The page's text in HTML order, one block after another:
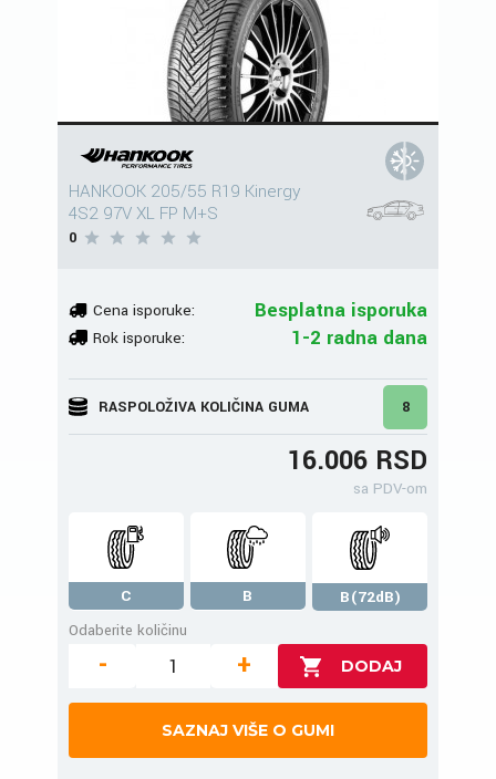
HANKOOK 205/55 R19 Kinergy
4S2 97V XL FP M+S
0
Cena isporuke: Besplatna isporuka
Rok isporuke: 1-2 radna dana
RASPOLOŽIVA KOLIČINA GUMA 8
16.006 RSD
sa PDV-om
C B
B(72dB)
Odaberite količinu
- +
SAZNAJ VIŠE O GUMI